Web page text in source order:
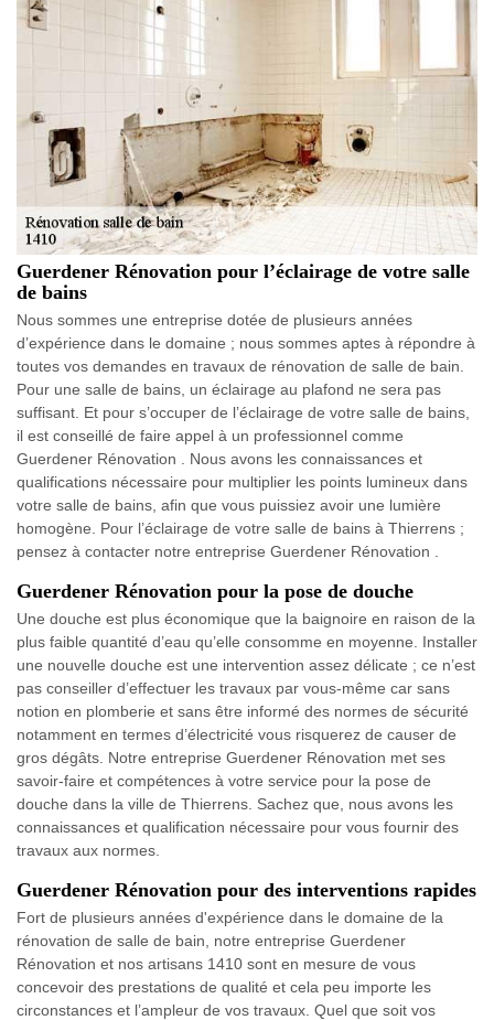
Guerdener Rénovation pour l’éclairage de votre salle
de bains
Nous sommes une entreprise dotée de plusieurs années
d’expérience dans le domaine ; nous sommes aptes à répondre à
toutes vos demandes en travaux de rénovation de salle de bain.
Pour une salle de bains, un éclairage au plafond ne sera pas
suffisant. Et pour s’occuper de l’éclairage de votre salle de bains,
il est conseillé de faire appel à un professionnel comme
Guerdener Rénovation . Nous avons les connaissances et
qualifications nécessaire pour multiplier les points lumineux dans
votre salle de bains, afin que vous puissiez avoir une lumière
homogène. Pour l’éclairage de votre salle de bains à Thierrens ;
pensez à contacter notre entreprise Guerdener Rénovation .
Guerdener Rénovation pour la pose de douche
Une douche est plus économique que la baignoire en raison de la
plus faible quantité d’eau qu’elle consomme en moyenne. Installer
une nouvelle douche est une intervention assez délicate ; ce n’est
pas conseiller d’effectuer les travaux par vous-même car sans
notion en plomberie et sans être informé des normes de sécurité
notamment en termes d’électricité vous risquerez de causer de
gros dégâts. Notre entreprise Guerdener Rénovation met ses
savoir-faire et compétences à votre service pour la pose de
douche dans la ville de Thierrens. Sachez que, nous avons les
connaissances et qualification nécessaire pour vous fournir des
travaux aux normes.
Guerdener Rénovation pour des interventions rapides
Fort de plusieurs années d'expérience dans le domaine de la
rénovation de salle de bain, notre entreprise Guerdener
Rénovation et nos artisans 1410 sont en mesure de vous
concevoir des prestations de qualité et cela peu importe les
circonstances et l’ampleur de vos travaux. Quel que soit vos